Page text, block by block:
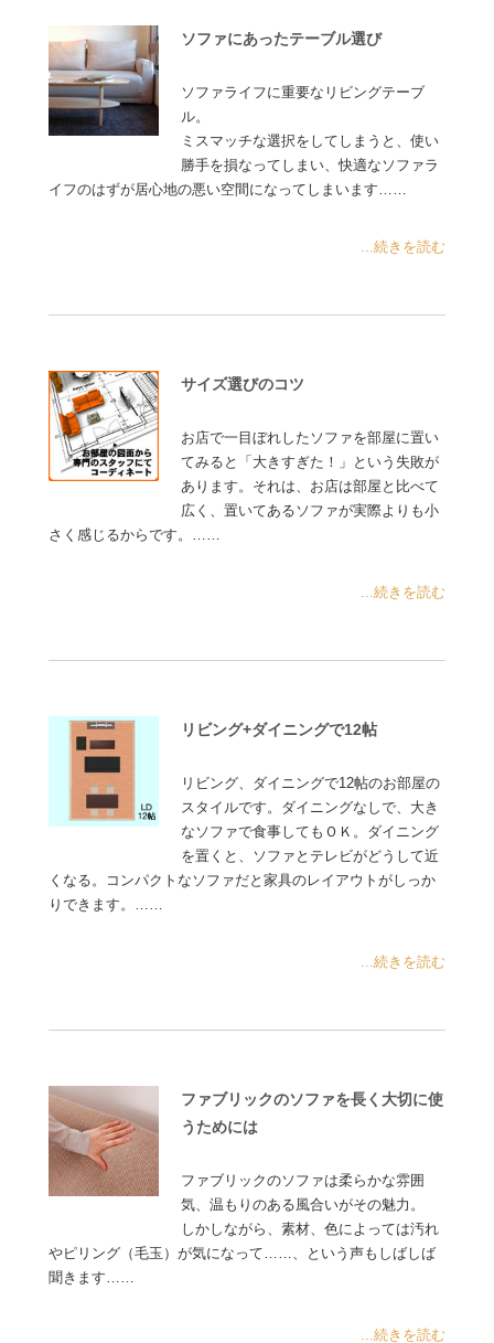
ソファにあったテーブル選び
ソファライフに重要なリビングテーブ
ル。
ミスマッチな選択をしてしまうと、使い
勝手を損なってしまい、快適なソファラ
イフのはずが居心地の悪い空間になってしまいます……
...続きを読む
サイズ選びのコツ
お店で一目ぼれしたソファを部屋に置い
てみると「大きすぎた！」という失敗が
あります。それは、お店は部屋と比べて
広く、置いてあるソファが実際よりも小
さく感じるからです。……
...続きを読む
リビング+ダイニングで12帖
リビング、ダイニングで12帖のお部屋の
スタイルです。ダイニングなしで、大き
なソファで食事してもＯＫ。ダイニング
を置くと、ソファとテレビがどうして近
くなる。コンパクトなソファだと家具のレイアウトがしっか
りできます。……
...続きを読む
ファブリックのソファを長く大切に使
うためには
ファブリックのソファは柔らかな雰囲
気、温もりのある風合いがその魅力。
しかしながら、素材、色によっては汚れ
やピリング（毛玉）が気になって……、という声もしばしば
聞きます……
...続きを読む